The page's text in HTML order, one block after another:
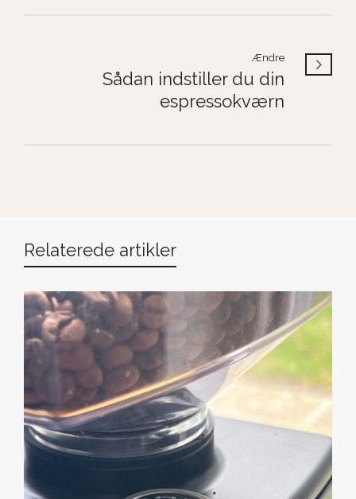
Ændre
Sådan indstiller du din
espressokværn
Relaterede artikler